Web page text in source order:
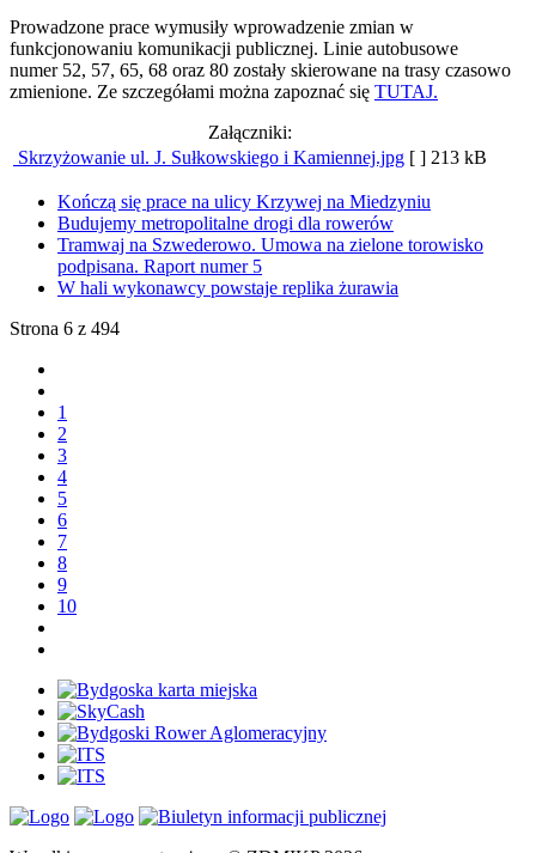
Prowadzone prace wymusiły wprowadzenie zmian w
funkcjonowaniu komunikacji publicznej. Linie autobusowe
numer 52, 57, 65, 68 oraz 80 zostały skierowane na trasy czasowo
zmienione. Ze szczegółami można zapoznać się TUTAJ.
Załączniki:
Skrzyżowanie ul. J. Sułkowskiego i Kamiennej.jpg [ ] 213 kB
Kończą się prace na ulicy Krzywej na Miedzyniu
Budujemy metropolitalne drogi dla rowerów
Tramwaj na Szwederowo. Umowa na zielone torowisko
podpisana. Raport numer 5
W hali wykonawcy powstaje replika żurawia
Strona 6 z 494
1
2
3
4
5
6
7
8
9
10